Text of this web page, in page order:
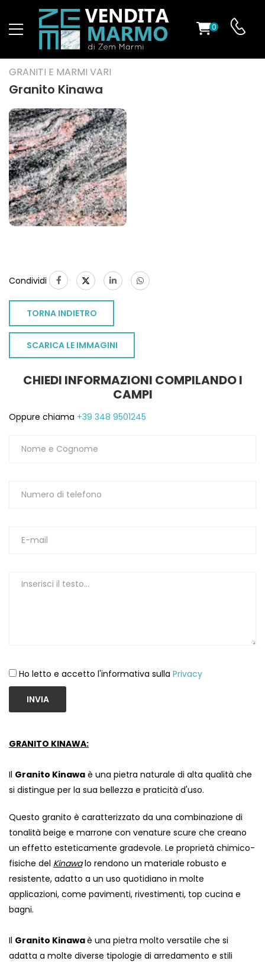
0
GRANITI E MARMI VARI
Granito Kinawa
Condividi
TORNA INDIETRO
SCARICA LE IMMAGINI
CHIEDI INFORMAZIONI COMPILANDO I
CAMPI
Oppure chiama +39 348 9501245
Ho letto e accetto l'informativa sulla Privacy
INVIA
GRANITO KINAWA:
Il Granito Kinawa è una pietra naturale di alta qualità che
si distingue per la sua bellezza e praticità d'uso.
Questo granito è caratterizzato da una combinazione di
tonalità beige e marrone con venature scure che creano
un effetto esteticamente gradevole. Le proprietà chimico-
fisiche del Kinawalo rendono un materiale robusto e
resistente, adatto a un uso quotidiano in molte
applicazioni, come pavimenti, rivestimenti, top cucina e
bagni.
Il Granito Kinawaè una pietra molto versatile che si
adatta a molte diverse tipologie di arredamento e stili